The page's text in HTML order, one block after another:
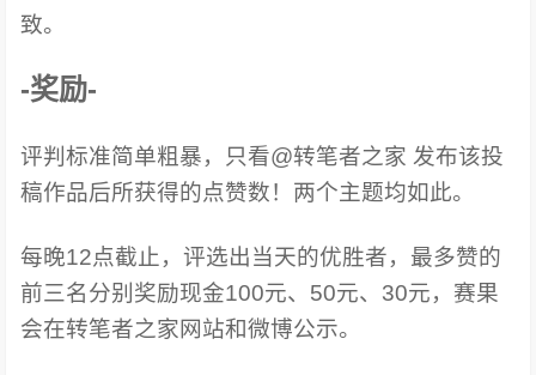
致。
-奖励-
评判标准简单粗暴，只看@转笔者之家 发布该投
稿作品后所获得的点赞数！两个主题均如此。
每晚12点截止，评选出当天的优胜者，最多赞的
前三名分别奖励现金100元、50元、30元，赛果
会在转笔者之家网站和微博公示。